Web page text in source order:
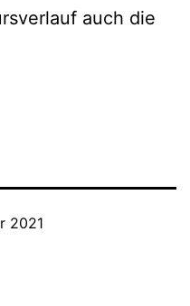
auch die
2021